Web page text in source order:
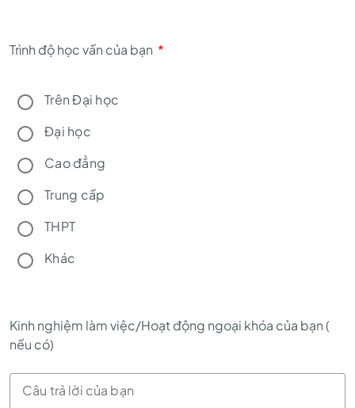
Trình độ học vấn của bạn *
Trên Đại học
Đại học
Cao đẳng
Trung cấp
THPT
Khác
Kinh nghiệm làm việc/Hoạt động ngoại khóa của bạn (
nếu có)